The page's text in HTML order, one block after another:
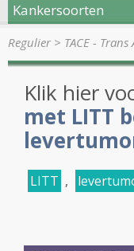
Kankersoorten
Regulier> TACE -
Klik hier
met LITT
LITT ,